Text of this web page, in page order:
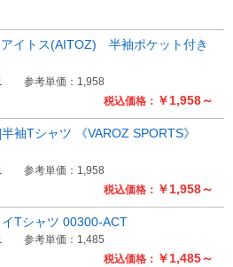
税込価格： ￥1,958～
イトス(AITOZ) 半袖ポケット付き
参考単価：1,958
税込価格： ￥1,958～
袖Tシャツ 《VAROZ SPORTS》
参考単価：1,958
税込価格： ￥1,485～
Tシャツ 00300-ACT
参考単価：1,485